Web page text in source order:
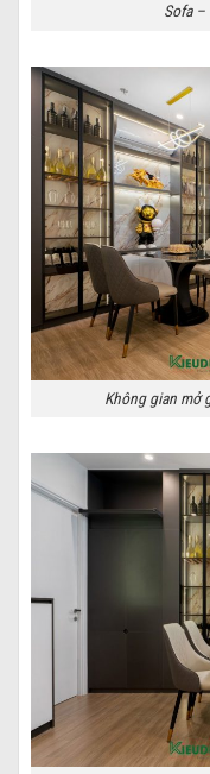
Sofa –
Không gian mở